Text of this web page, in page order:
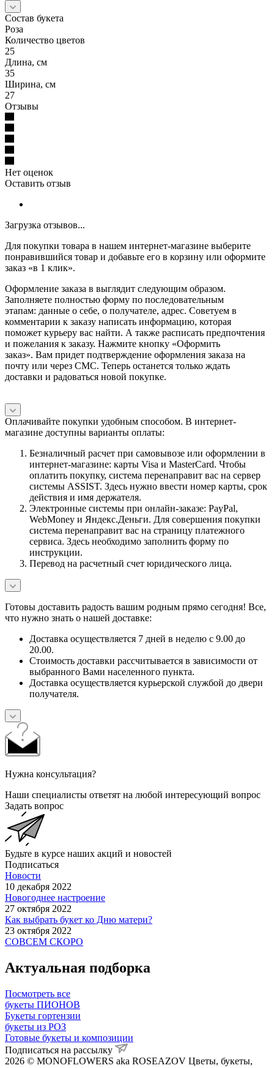
Состав букета
Роза
Количество цветов
25
Длина, см
35
Ширина, см
27
Отзывы
Нет оценок
Оставить отзыв
Загрузка отзывов...
Для покупки товара в нашем интернет-магазине выберите
понравившийся товар и добавьте его в корзину или оформите
заказ «в 1 клик».
Оформление заказа в выглядит следующим образом.
Заполняете полностью форму по последовательным
этапам: данные о себе, о получателе, адрес. Советуем в
комментарии к заказу написать информацию, которая
поможет курьеру вас найти. А также расписать предпочтения
и пожелания к заказу. Нажмите кнопку «Оформить
заказ». Вам придет подтверждение оформления заказа на
почту или через СМС. Теперь останется только ждать
доставки и радоваться новой покупке.
Оплачивайте покупки удобным способом. В интернет-
магазине доступны варианты оплаты:
Безналичный расчет при самовывозе или оформлении в
интернет-магазине: карты Visa и MasterCard. Чтобы
оплатить покупку, система перенаправит вас на сервер
системы ASSIST. Здесь нужно ввести номер карты, срок
действия и имя держателя.
Электронные системы при онлайн-заказе: PayPal,
WebMoney и Яндекс.Деньги. Для совершения покупки
система перенаправит вас на страницу платежного
сервиса. Здесь необходимо заполнить форму по
инструкции.
Перевод на расчетный счет юридического лица.
Готовы доставить радость вашим родным прямо сегодня! Все,
что нужно знать о нашей доставке:
Доставка осуществляется 7 дней в неделю с 9.00 до
20.00.
Стоимость доставки рассчитывается в зависимости от
выбранного Вами населенного пункта.
Доставка осуществляется курьерской службой до двери
получателя.
Нужна консультация?
Наши специалисты ответят на любой интересующий вопрос
Задать вопрос
Будьте в курсе наших акций и новостей
Подписаться
Новости
10 декабря 2022
Новогоднее настроение
27 октября 2022
Как выбрать букет ко Дню матери?
23 октября 2022
СОВСЕМ СКОРО
Актуальная подборка
Посмотреть все
букеты ПИОНОВ
Букеты гортензии
букеты из РОЗ
Готовые букеты и композиции
Подписаться на рассылку
2026 © MONOFLOWERS aka ROSEAZOV Цветы, букеты,